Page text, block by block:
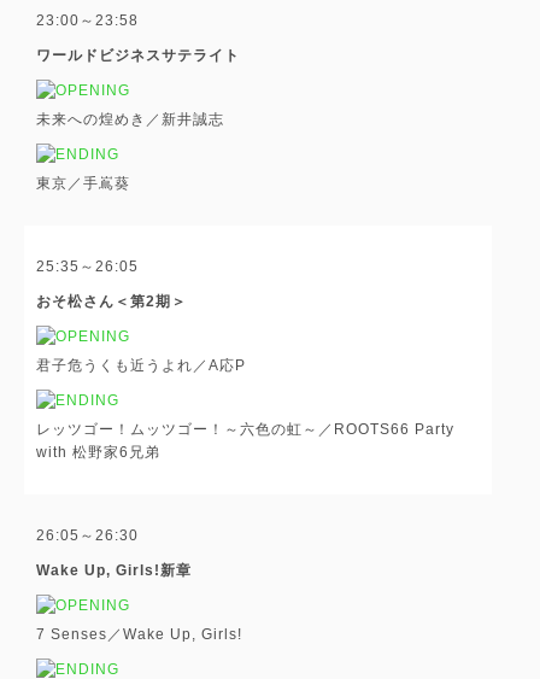
23:00～23:58
ワールドビジネスサテライト
未来への煌めき／新井誠志
東京／手嶌葵
25:35～26:05
おそ松さん＜第2期＞
君子危うくも近うよれ／A応P
レッツゴー！ムッツゴー！～六色の虹～／ROOTS66 Party
with 松野家6兄弟
26:05～26:30
Wake Up, Girls!新章
7 Senses／Wake Up, Girls!